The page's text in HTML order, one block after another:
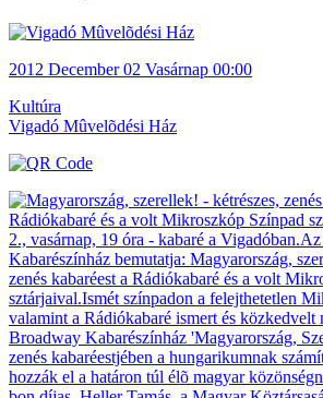
2012 December 02 Vasárnap 00:00
Kultúra
Vigadó Mûvelõdési Ház